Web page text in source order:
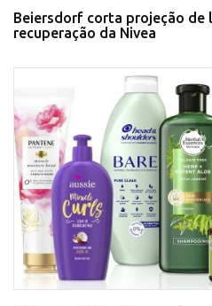
Beiersdorf corta projeção de
recuperação da Nivea